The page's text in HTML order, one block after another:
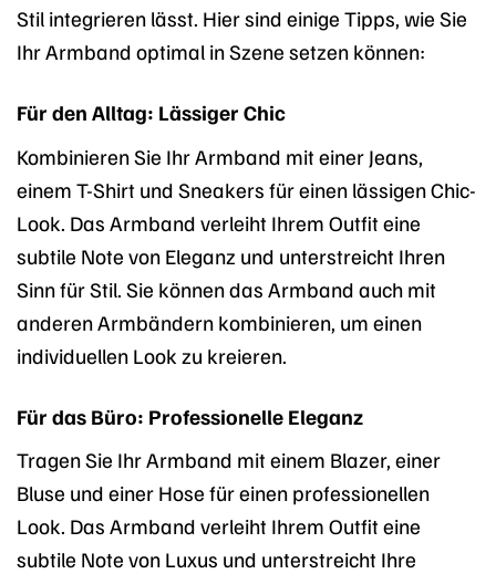
Stil integrieren lässt. Hier sind einige Tipps, wie Sie
Ihr Armband optimal in Szene setzen können:
Für den Alltag: Lässiger Chic
Kombinieren Sie Ihr Armband mit einer Jeans,
einem T-Shirt und Sneakers für einen lässigen Chic-
Look. Das Armband verleiht Ihrem Outfit eine
subtile Note von Eleganz und unterstreicht Ihren
Sinn für Stil. Sie können das Armband auch mit
anderen Armbändern kombinieren, um einen
individuellen Look zu kreieren.
Für das Büro: Professionelle Eleganz
Tragen Sie Ihr Armband mit einem Blazer, einer
Bluse und einer Hose für einen professionellen
Look. Das Armband verleiht Ihrem Outfit eine
subtile Note von Luxus und unterstreicht Ihre